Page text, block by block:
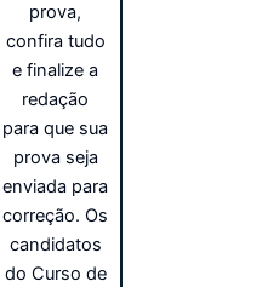
prova,
confira tudo
e finalize a
redação
para que sua
prova seja
enviada para
correção. Os
candidatos
do Curso de